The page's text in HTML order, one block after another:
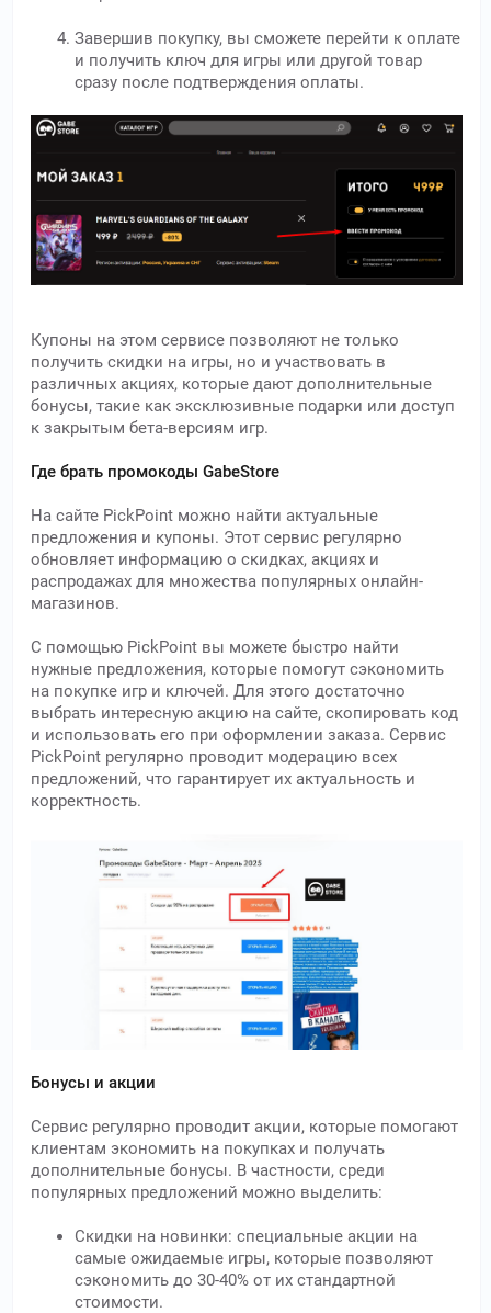
Завершив покупку, вы сможете перейти к оплате
и получить ключ для игры или другой товар
сразу после подтверждения оплаты.
Купоны на этом сервисе позволяют не только
получить скидки на игры, но и участвовать в
различных акциях, которые дают дополнительные
бонусы, такие как эксклюзивные подарки или доступ
к закрытым бета-версиям игр.
Где брать промокоды GabeStore
На сайте PickPoint можно найти актуальные
предложения и купоны. Этот сервис регулярно
обновляет информацию о скидках, акциях и
распродажах для множества популярных онлайн-
магазинов.
С помощью PickPoint вы можете быстро найти
нужные предложения, которые помогут сэкономить
на покупке игр и ключей. Для этого достаточно
выбрать интересную акцию на сайте, скопировать код
и использовать его при оформлении заказа. Сервис
PickPoint регулярно проводит модерацию всех
предложений, что гарантирует их актуальность и
корректность.
Бонусы и акции
Сервис регулярно проводит акции, которые помогают
клиентам экономить на покупках и получать
дополнительные бонусы. В частности, среди
популярных предложений можно выделить:
Скидки на новинки: специальные акции на
самые ожидаемые игры, которые позволяют
сэкономить до 30-40% от их стандартной
стоимости.